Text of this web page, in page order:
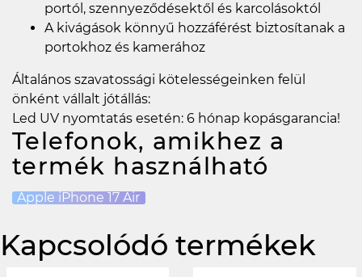
portól, szennyeződésektől és karcolásoktól
A kivágások könnyű hozzáférést biztosítanak a
portokhoz és kamerához
Általános szavatossági kötelességeinken felül
önként vállalt jótállás:
Led UV nyomtatás esetén: 6 hónap kopásgarancia!
Telefonok, amikhez a
termék használható
Apple iPhone 17 Air
Kapcsolódó termékek